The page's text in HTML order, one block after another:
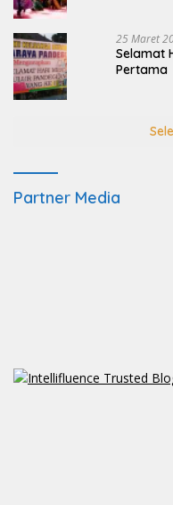
25 Maret
Selamat
Pertama
Partner Media